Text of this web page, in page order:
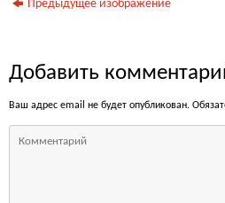
Предыдущее изображение
Добавить
Ваш адрес email не будет опубликован.